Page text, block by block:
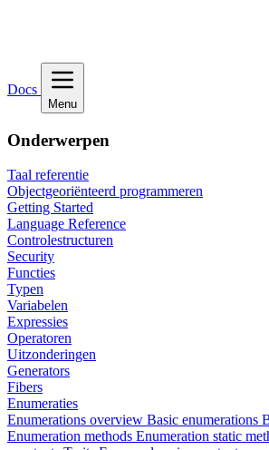
Docs
Menu
Onderwerpen
Taal referentie
Objectgeoriënteerd programmeren
Getting Started
Language Reference
Controlestructuren
Security
Functies
Typen
Variabelen
Expressies
Operatoren
Uitzonderingen
Generators
Fibers
Enumeraties
Enumerations overview Basic enumerations
Enumeration methods Enumeration static